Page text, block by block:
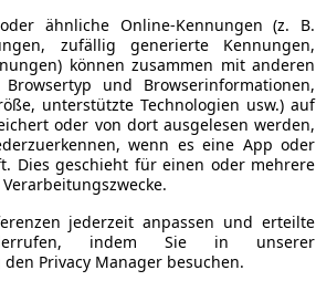
ähnliche Online-Kennungen (z. B.
zufällig generierte Kennungen,
können zusammen mit anderen
und Browserinformationen,
unterstützte Technologien usw.) auf
oder von dort ausgelesen werden,
wenn es eine App oder
Dies geschieht für einen oder mehrere
jederzeit anpassen und erteilte
indem Sie in unserer
Privacy Manager besuchen.